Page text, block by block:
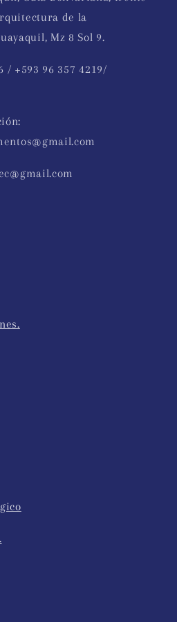
de la
Mz 8 Sol 9.
/ +593 96 357 4219/